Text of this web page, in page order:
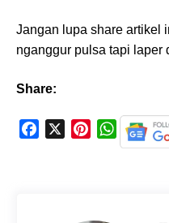
Jangan lupa share artikel
nganggur pulsa tapi laper
Share:
W
h